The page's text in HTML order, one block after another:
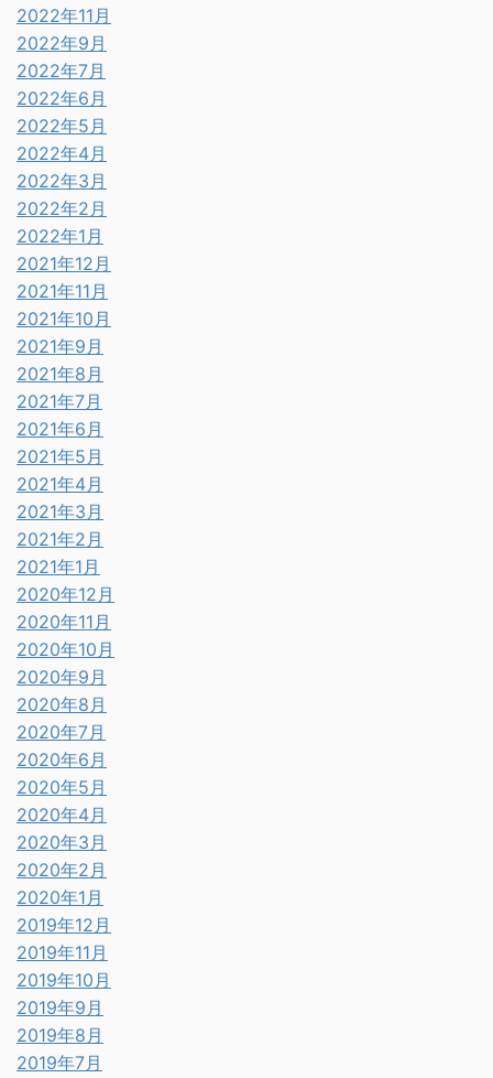
2022年11月
2022年9月
2022年7月
2022年6月
2022年5月
2022年4月
2022年3月
2022年2月
2022年1月
2021年12月
2021年11月
2021年10月
2021年9月
2021年8月
2021年7月
2021年6月
2021年5月
2021年4月
2021年3月
2021年2月
2021年1月
2020年12月
2020年11月
2020年10月
2020年9月
2020年8月
2020年7月
2020年6月
2020年5月
2020年4月
2020年3月
2020年2月
2020年1月
2019年12月
2019年11月
2019年10月
2019年9月
2019年8月
2019年7月